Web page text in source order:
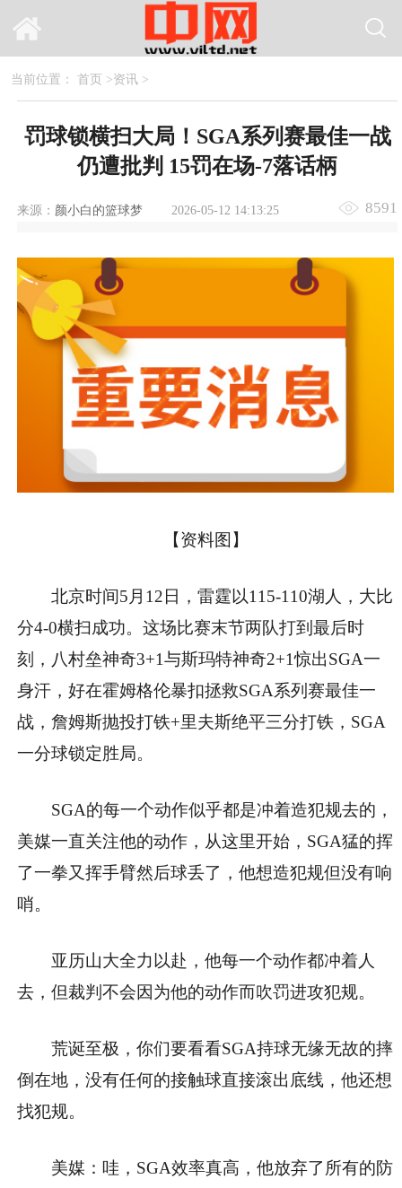
当前位置： 首页 >资讯>
罚球锁横扫大局！SGA系列赛最佳一战
仍遭批判 15罚在场-7落话柄
来源： 颜小白的篮球梦 2026-05-12 14:13:25 8591
【资料图】
北京时间5月12日，雷霆以115-110湖人，大比
分4-0横扫成功。这场比赛末节两队打到最后时
刻，八村垒神奇3+1与斯玛特神奇2+1惊出SGA一
身汗，好在霍姆格伦暴扣拯救SGA系列赛最佳一
战，詹姆斯抛投打铁+里夫斯绝平三分打铁，SGA
一分球锁定胜局。
SGA的每一个动作似乎都是冲着造犯规去的，
美媒一直关注他的动作，从这里开始，SGA猛的挥
了一拳又挥手臂然后球丢了，他想造犯规但没有响
哨。
亚历山大全力以赴，他每一个动作都冲着人
去，但裁判不会因为他的动作而吹罚进攻犯规。
荒诞至极，你们要看看SGA持球无缘无故的摔
倒在地，没有任何的接触球直接滚出底线，他还想
找犯规。
美媒：哇，SGA效率真高，他放弃了所有的防